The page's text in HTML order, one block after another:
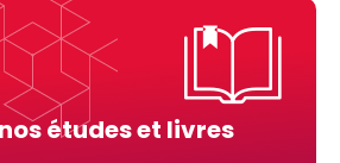
études et livres